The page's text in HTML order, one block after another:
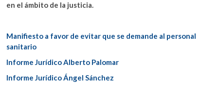
en el ámbito de la justicia.
Manifiesto a favor de evitar que se demande al personal
sanitario
Informe Jurídico Alberto Palomar
Informe Jurídico Ángel Sánchez